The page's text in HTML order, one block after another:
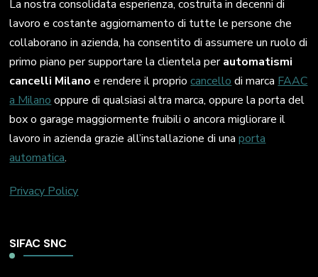
La nostra consolidata esperienza, costruita in decenni di
lavoro e costante aggiornamento di tutte le persone che
collaborano in azienda, ha consentito di assumere un ruolo di
primo piano per supportare la clientela perautomatismi
cancelli Milano e rendere il propriocancello di marca FAAC
a Milano oppure di qualsiasi altra marca, oppure la porta del
box o garage maggiormente fruibili o ancora migliorare il
lavoro in azienda grazie all’installazione di unaporta
automatica.
Privacy Policy
SIFAC SNC